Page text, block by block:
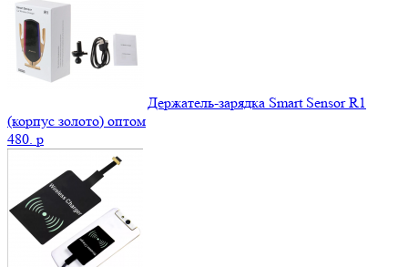
Держатель-зарядка Smart Sensor R1
(корпус золото) оптом
480. p